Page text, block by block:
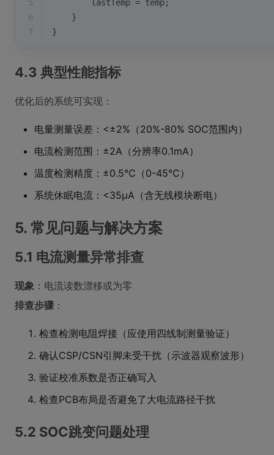
5
        lastTemp = temp;
6
    }
7
}
4.3 典型性能指标
优化后的系统可实现：
电量测量误差：<±2%（20%-80% SOC范围内）
电流检测范围：±2A（分辨率0.1mA）
温度检测精度：±0.5℃（0-45℃）
系统休眠电流：<35μA（含无线模块断电）
5. 常见问题与解决方案
5.1 电流测量异常排查
现象 ：电流读数漂移或为零
排查步骤 ：
检查检测电阻焊接（应使用四线制测量验证）
确认CSP/CSN引脚未受干扰（示波器观察波形）
验证校准系数是否正确写入
检查PCB布局是否避免了大电流路径干扰
5.2 SOC跳变问题处理